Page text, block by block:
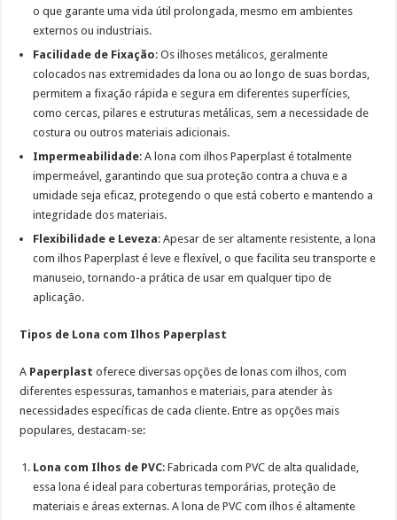
o que garanteuma vida útil prolongada, mesmo em ambientes
externos ou industriais.
Facilidade de Fixação:Os ilhoses metálicos, geralmente
colocados nas extremidades da lona ou ao longo de suas bordas,
permitem a fixação rápida e segura em diferentes superfícies,
como cercas, pilares e estruturas metálicas, sem a necessidade de
costura ou outros materiais adicionais.
Impermeabilidade: A lona com ilhos Paperplast é totalmente
impermeável, garantindo que sua proteção contra a chuva e a
umidade seja eficaz, protegendo o que está coberto e mantendo a
integridade dos materiais.
Flexibilidade e Leveza: Apesar de ser altamente resistente, a lona
com ilhos Paperplast é leve e flexível, o que facilita seu transporte e
manuseio, tornando-a prática de usar em qualquer tipo de
aplicação.
Tipos de Lona com Ilhos Paperplast
A Paperplast oferece diversas opções de lonas com ilhos, com
diferentes espessuras, tamanhos e materiais, para atender às
necessidades específicas de cada cliente. Entre as opções mais
populares, destacam-se:
Lona com Ilhos de PVC: Fabricada com PVC de alta qualidade,
essa lona é ideal paracoberturas temporárias, proteção de
materiais e áreas externas. A lona de PVC com ilhos é altamente